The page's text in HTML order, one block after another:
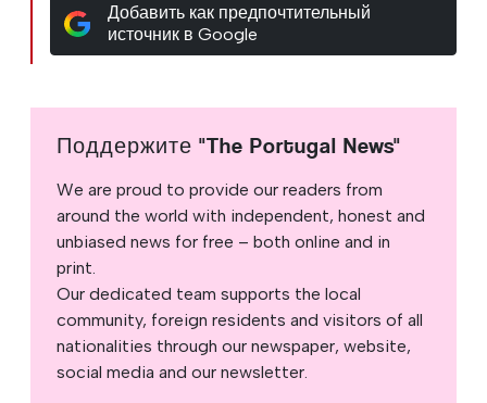
Добавить как предпочтительный
источник в Google
Поддержите "The Portugal News"
We are proud to provide our readers from
around the world with independent, honest and
unbiased news for free – both online and in
print.
Our dedicated team supports the local
community, foreign residents and visitors of all
nationalities through our newspaper, website,
social media and our newsletter.